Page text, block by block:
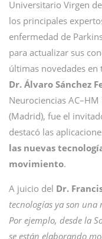
Universitario Virgen
los principales
enfermedad de
para actualizar sus
últimas novedades en
Dr. Álvaro Sánchez
Neurociencias
(Madrid), fue el
destacó las
las nuevas
movimiento.
A juicio del Dr.
tecnologías ya son
Por ejemplo, desde la
se están elaborando